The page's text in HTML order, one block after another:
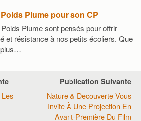
Plume pour son CP
Plume sont pensés pour offrir
et résistance à nos petits écoliers. Que
plus…
Les
Publication Suivante
Nature & Decouverte Vous
Invite À Une Projection En
Avant-Première Du Film